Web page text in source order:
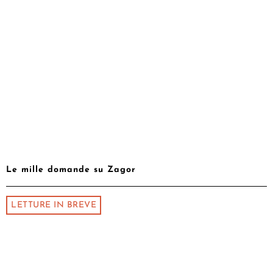
Le mille domande su Zagor
LETTURE IN BREVE